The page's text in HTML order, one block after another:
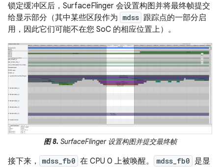
锁定缓冲区后，SurfaceFlinger 会设置构图并将最终帧提交
给显示部分（其中某些区段作为 mdss 跟踪点的一部分启
用，因此它们可能不在您 SoC 的相应位置上）。
图 8. SurfaceFlinger 设置构图并提交最终帧
接下来， mdss_fb0 在 CPU 0 上被唤醒。 mdss_fb0 是显